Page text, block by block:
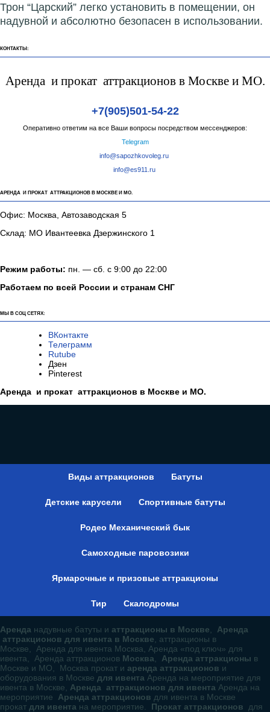
Трон “Царский” легко установить в помещении, он
надувной и абсолютно безопасен в использовании.
КОНТАКТЫ:
Аренда и прокат аттракционов в Москве и МО.
+7(905)501-54-22
Оперативно ответим на все Ваши вопросы посредством мессенджеров:
Telegram
info@sapozhkovoleg.ru
info@es911.ru
АРЕНДА И ПРОКАТ АТТРАКЦИОНОВ В МОСКВЕ И МО.
Офис: Москва, Автозаводская 5
Склад: МО Ивантеевка Дзержинского 1
Режим работы: пн. — сб. с 9:00 до 22:00
Работаем по всей России и странам СНГ
МЫ В СОЦ СЕТЯХ:
ВКонтакте
Телеграмм
Rutube
Дзен
Pinterest
Аренда и прокат аттракционов в Москве и МО.
Виды аттракционов Батуты
Детские карусели Спортивные батуты
Родео Механический бык
Самоходные паровозики
Ярмарочные и призовые аттракционы
Тир Скалодромы
Аренда надувные батуты и аттракционы в Москве
Аренда
аттракционов для ивента в Москве , аттракционы в
Москве, Аренда для ивента Москва, Аренда «под ключ» для
ивента, Аренда аттракционов Москва Аренда аттракционы в
Москве и МО, Москва прокат и аренда аттракционов и
оборудования в Москве для ивента Аренда на мероприятие для
ивента в Москве, Аренда аттракционов для ивента Аренда на
мероприятие Аренда аттракционов для ивента в Москве
прокат для ивента на мероприятие. Прокат аттракционов для